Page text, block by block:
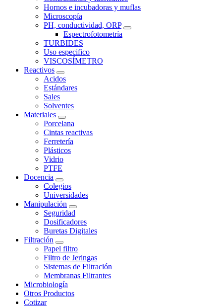
Hornos e incubadoras y muflas
Microscopía
PH, conductividad, ORP
Espectrofotometría
TURBIDES
Uso especifico
VISCOSÍMETRO
Reactivos
Acidos
Estándares
Sales
Solventes
Materiales
Porcelana
Cintas reactivas
Ferretería
Plásticos
Vidrio
PTFE
Docencia
Colegios
Universidades
Manipulación
Seguridad
Dosificadores
Buretas Digitales
Filtración
Papel filtro
Filtro de Jeringas
Sistemas de Filtración
Membranas Filtrantes
Microbiología
Otros Productos
Cotizar